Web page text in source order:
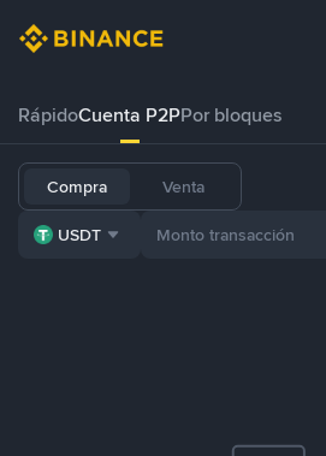
RápidoCuenta P2PPor bloques
Compra Venta
USDT